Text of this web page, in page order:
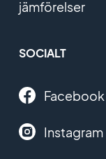
jämförelser
SOCIALT
Facebook
Instagram